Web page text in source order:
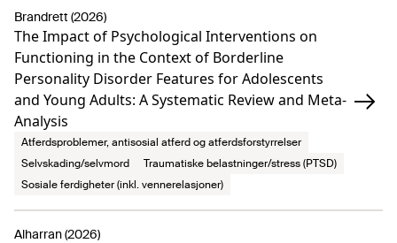
The Impact of Psychological Interventions on
Functioning in the Context of Borderline
Personality Disorder Features for Adolescents
and Young Adults: A Systematic Review and Meta-
Analysis
Brandrett (2026)
Atferdsproblemer, antisosial atferd og atferdsforstyrrelser
Selvskading/selvmord
Traumatiske belastninger/stress (PTSD)
Sosiale ferdigheter (inkl. vennerelasjoner)
Alharran (2026)